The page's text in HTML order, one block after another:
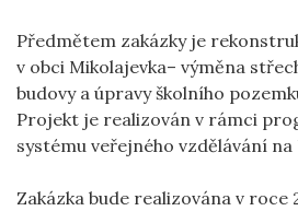
Předmětem zakázky je
v obci Mikolajevka– výměna
budovy a úpravy školního
Projekt je realizován v rámci
systému veřejného vzdělávání na
Zakázka bude realizována v roce